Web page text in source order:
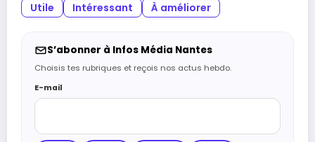
Utile Intéressant À améliorer
S’abonner à Infos Média Nantes
Choisis tes rubriques et reçois nos actus hebdo.
E-mail